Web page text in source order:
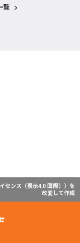
覧 >
センス（表示4.0 国際） ）を
改変して作成